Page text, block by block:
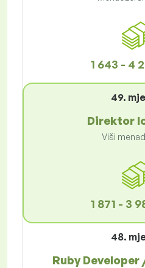
1 643 - 4
49.
Direktor
Viši
1 871 - 3
48.
Ruby